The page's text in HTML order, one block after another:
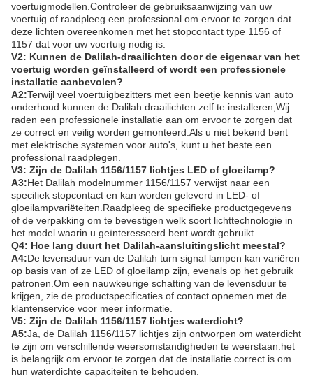
voertuigmodellen.Controleer de gebruiksaanwijzing van uw
voertuig of raadpleeg een professional om ervoor te zorgen dat
deze lichten overeenkomen met het stopcontact type 1156 of
1157 dat voor uw voertuig nodig is.
V2: Kunnen de Dalilah-draailichten door de eigenaar van het
voertuig worden geïnstalleerd of wordt een professionele
installatie aanbevolen?
A2:Terwijl veel voertuigbezitters met een beetje kennis van auto
onderhoud kunnen de Dalilah draailichten zelf te installeren,Wij
raden een professionele installatie aan om ervoor te zorgen dat
ze correct en veilig worden gemonteerd.Als u niet bekend bent
met elektrische systemen voor auto's, kunt u het beste een
professional raadplegen.
V3: Zijn de Dalilah 1156/1157 lichtjes LED of gloeilamp?
A3:Het Dalilah modelnummer 1156/1157 verwijst naar een
specifiek stopcontact en kan worden geleverd in LED- of
gloeilampvariëteiten.Raadpleeg de specifieke productgegevens
of de verpakking om te bevestigen welk soort lichttechnologie in
het model waarin u geïnteresseerd bent wordt gebruikt..
Q4: Hoe lang duurt het Dalilah-aansluitingslicht meestal?
A4:De levensduur van de Dalilah turn signal lampen kan variëren
op basis van of ze LED of gloeilamp zijn, evenals op het gebruik
patronen.Om een nauwkeurige schatting van de levensduur te
krijgen, zie de productspecificaties of contact opnemen met de
klantenservice voor meer informatie.
V5: Zijn de Dalilah 1156/1157 lichtjes waterdicht?
A5:Ja, de Dalilah 1156/1157 lichtjes zijn ontworpen om waterdicht
te zijn om verschillende weersomstandigheden te weerstaan.het
is belangrijk om ervoor te zorgen dat de installatie correct is om
hun waterdichte capaciteiten te behouden.